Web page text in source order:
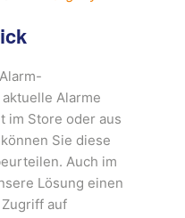
Alarme
im Store oder aus
Sie diese
Auch im
Lösung einen
auf